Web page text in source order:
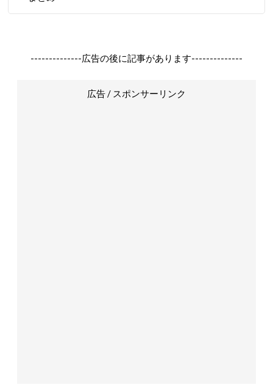
--------------広告の後に記事があります--------------
広告 / スポンサーリンク